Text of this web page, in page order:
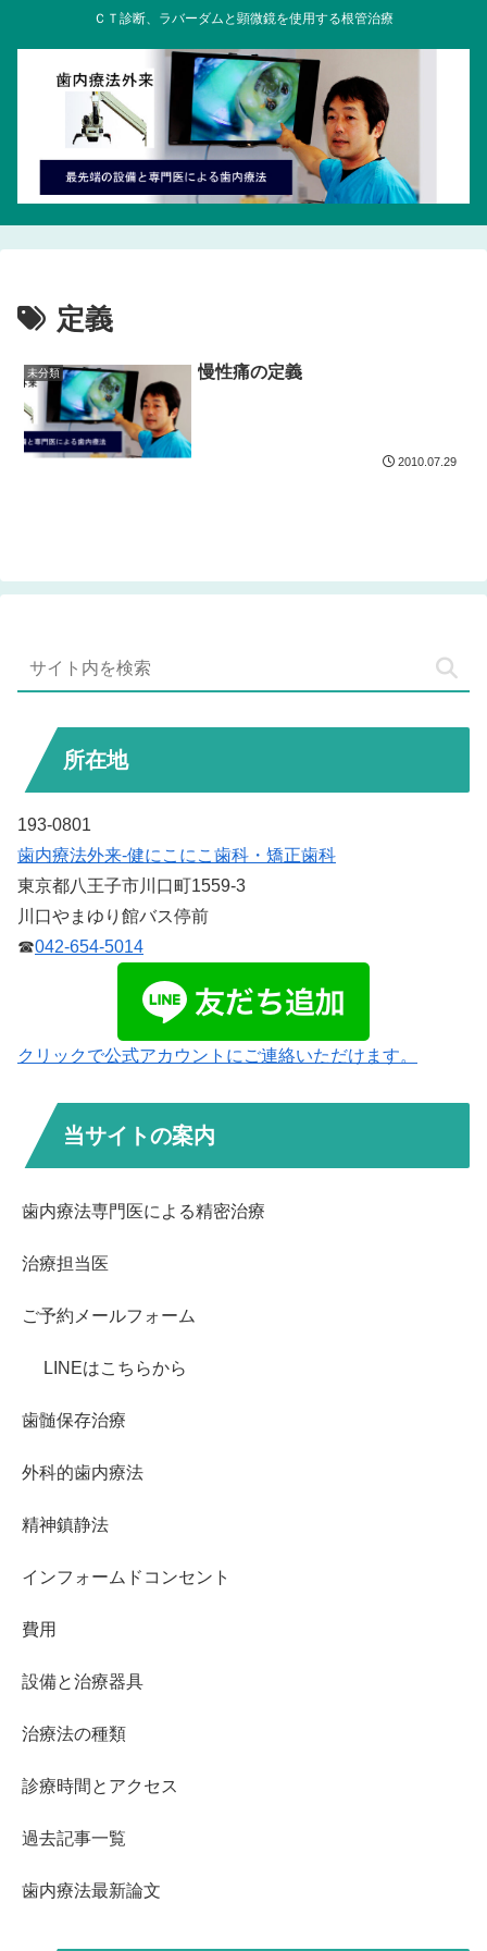
ＣＴ診断、ラバーダムと顕微鏡を使用する根管治療
定義
未分類 慢性痛の定義
2010.07.29
所在地
193-0801
歯内療法外来-健にこにこ歯科・矯正歯科
東京都八王子市川口町1559-3
川口やまゆり館バス停前
☎042-654-5014
クリックで公式アカウントにご連絡いただけます。
当サイトの案内
歯内療法専門医による精密治療
治療担当医
ご予約メールフォーム
LINEはこちらから
歯髄保存治療
外科的歯内療法
精神鎮静法
インフォームドコンセント
費用
設備と治療器具
治療法の種類
診療時間とアクセス
過去記事一覧
歯内療法最新論文